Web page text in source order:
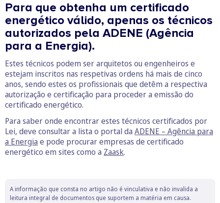
Para que obtenha um certificado
energético válido, apenas os técnicos
autorizados pela ADENE (Agência
para a Energia).
Estes técnicos podem ser arquitetos ou engenheiros e
estejam inscritos nas respetivas ordens há mais de cinco
anos, sendo estes os profissionais que detêm a respectiva
autorização e certificação para proceder a emissão do
certificado energético.
Para saber onde encontrar estes técnicos certificados por
Lei, deve consultar a lista o portal da ADENE – Agência para
a Energia e pode procurar empresas de certificado
energético em sites como a Zaask.
A informação que consta no artigo não é vinculativa e não invalida a
leitura integral de documentos que suportem a matéria em causa.